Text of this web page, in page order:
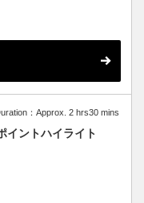
：Approx. 2 hrs30 mins
イントハイライト